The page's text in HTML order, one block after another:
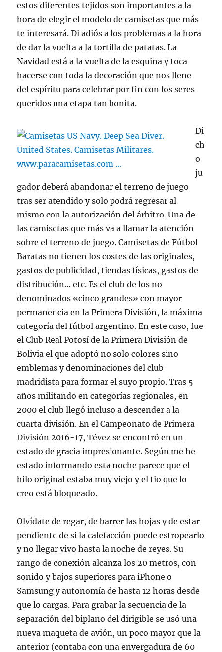
estos diferentes tejidos son importantes a la
hora de elegir el modelo de camisetas que más
te interesará. Di adiós a los problemas a la hora
de dar la vuelta a la tortilla de patatas. La
Navidad está a la vuelta de la esquina y toca
hacerse con toda la decoración que nos llene
del espíritu para celebrar por fin con los seres
queridos una etapa tan bonita.
Di
ch
o
ju
gador deberá abandonar el terreno de juego
tras ser atendido y solo podrá regresar al
mismo con la autorización del árbitro. Una de
las camisetas que más va a llamar la atención
sobre el terreno de juego. Camisetas de Fútbol
Baratas no tienen los costes de las originales,
gastos de publicidad, tiendas físicas, gastos de
distribución… etc. Es el club de los no
denominados «cinco grandes» con mayor
permanencia en la Primera División, la máxima
categoría del fútbol argentino. En este caso, fue
el Club Real Potosí de la Primera División de
Bolivia el que adoptó no solo colores sino
emblemas y denominaciones del club
madridista para formar el suyo propio. Tras 5
años militando en categorías regionales, en
2000 el club llegó incluso a descender a la
cuarta división. En el Campeonato de Primera
División 2016-17, Tévez se encontró en un
estado de gracia impresionante. Según me he
estado informando esta noche parece que el
hilo original estaba muy viejo y el tio que lo
creo está bloqueado.
Olvídate de regar, de barrer las hojas y de estar
pendiente de si la calefacción puede estropearlo
y no llegar vivo hasta la noche de reyes. Su
rango de conexión alcanza los 20 metros, con
sonido y bajos superiores para iPhone o
Samsung y autonomía de hasta 12 horas desde
que lo cargas. Para grabar la secuencia de la
separación del biplano del dirigible se usó una
nueva maqueta de avión, un poco mayor que la
anterior (contaba con una envergadura de 60